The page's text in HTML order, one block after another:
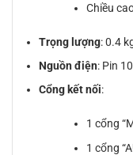
Chiều
Trọng lượng: 0.4
Nguồn điện: Pin
Cổng kết nối:
1 cổng
1 cổng